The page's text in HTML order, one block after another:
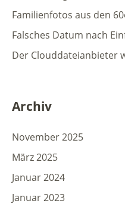
Familienfotos aus den
Falsches Datum nach
Der Clouddateianbieter
Archiv
November 2025
März 2025
Januar 2024
Januar 2023